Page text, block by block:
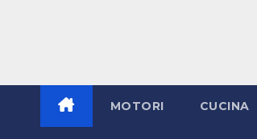
MOTORI CUCINA